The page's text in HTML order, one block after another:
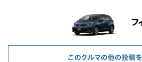
フ
このクルマの他の投稿